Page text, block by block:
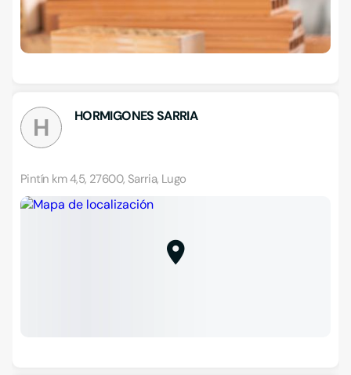
H HORMIGONES SARRIA
Pintín km 4,5, 27600, Sarria, Lugo